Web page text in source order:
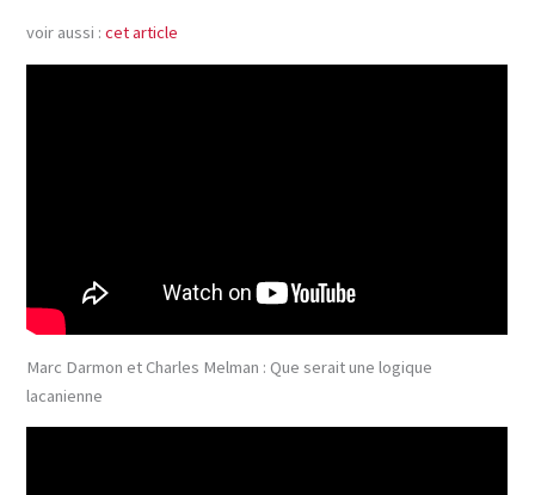
voir aussi :cet article
Marc Darmon et Charles Melman : Que serait une logique
lacanienne